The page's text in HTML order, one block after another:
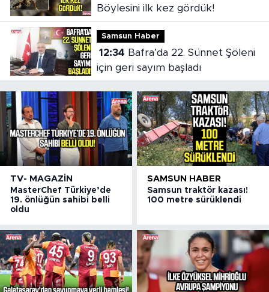
Böylesini ilk kez gördük!
Samsun Haber
12:34
için geri sayım başladı
TV- MAGAZIN
MasterChef Türkiye’de
19. önlüğün sahibi belli
oldu
SAMSUN HABER
Samsun traktör kazası!
100 metre sürüklendi